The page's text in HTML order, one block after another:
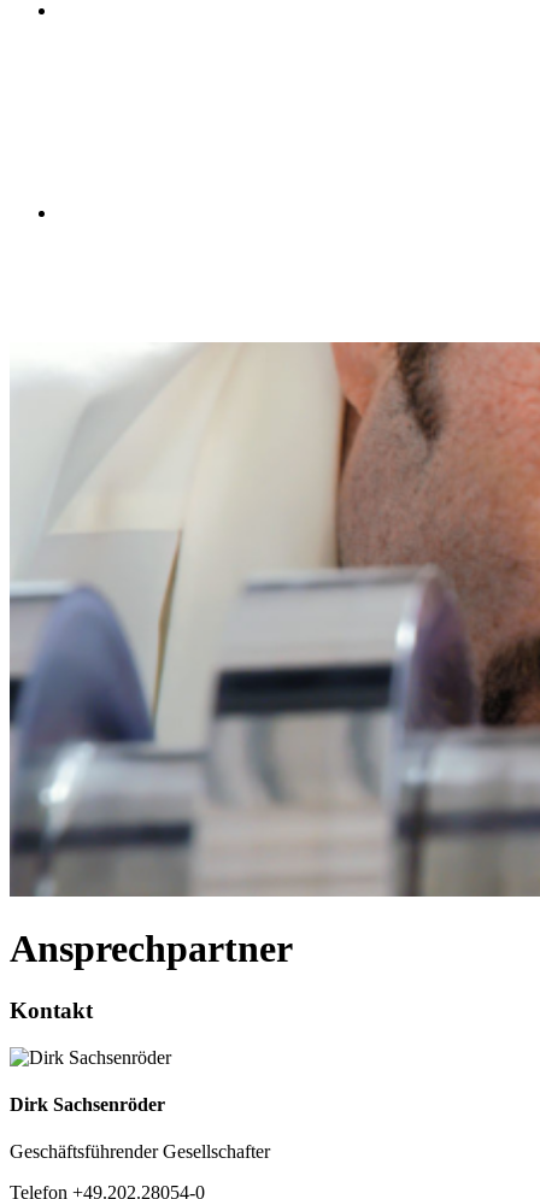
Ansprech­partner
Kontakt
Dirk Sachsenröder
Geschäftsführender Gesellschafter
Telefon +49.202.28054-0